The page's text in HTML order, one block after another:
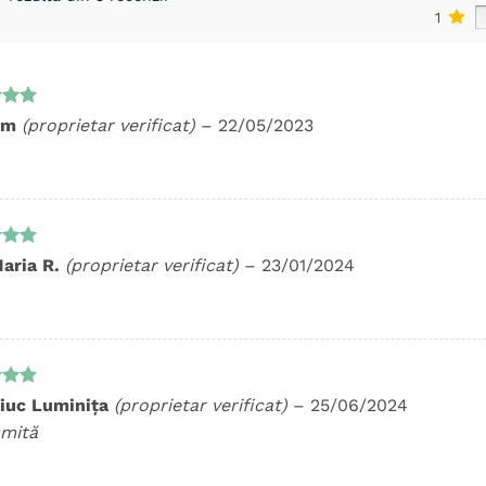
1
la (proprietar verificat) – 22/05/2023
la
R. (proprietar verificat) – 23/01/2024
la
Luminița (proprietar verificat) – 25/06/2024